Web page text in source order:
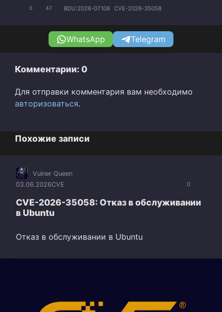
0 47 BDU:2026-07108 CVE-2026-35058
WhatsApp Telegram
Комментарии: 0
Для отправки комментария вам необходимо
авторизоваться.
Похожие записи
0
Vulner Queen
03.06.2026CVE
CVE-2026-35058: Отказ в обслуживании
в Ubuntu
Отказ в обслуживании в Ubuntu